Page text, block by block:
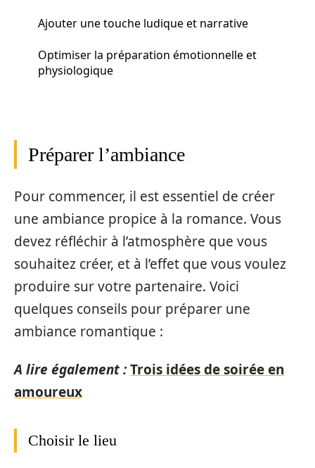
Ajouter une touche ludique et narrative
Optimiser la préparation émotionnelle et
physiologique
Préparer l’ambiance
Pour commencer, il est essentiel de créer
une ambiance propice à la romance. Vous
devez réfléchir à l’atmosphère que vous
souhaitez créer, et à l’effet que vous voulez
produire sur votre partenaire. Voici
quelques conseils pour préparer une
ambiance romantique :
A lire également :Trois idées de soirée en
amoureux
Choisir le lieu